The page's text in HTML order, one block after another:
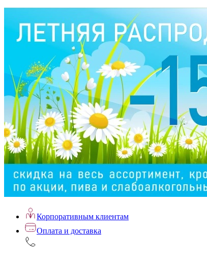
Корпоративным клиентам
Оплата и доставка